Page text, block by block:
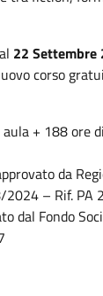
22 Settembre
corso
+ 188 ore
da
2024 – Rif. PA
dal Fondo